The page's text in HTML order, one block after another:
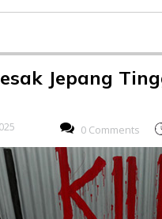
Jepang
0 Comments